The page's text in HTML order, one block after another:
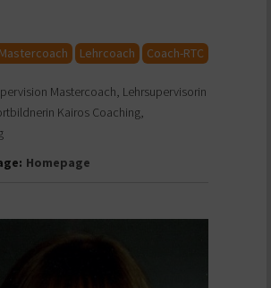
Mastercoach Lehrcoach Coach-RTC
Mastercoach, Lehrsupervisorin
Kairos Coaching,
Homepage